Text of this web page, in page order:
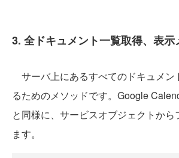
3. 全ドキュメント一覧取得、表示
サーバ上にあるすべてのドキュメン
るためのメソッドです。Google
と同様に、サービスオブジェクトから
ます。